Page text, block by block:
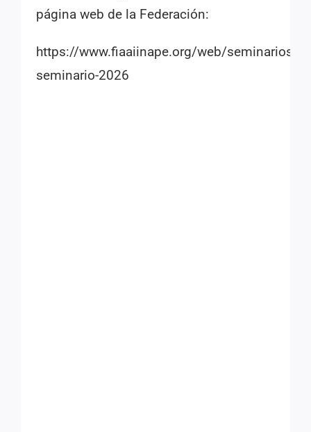
página web de la Federación:
https://www.fiaaiinape.org/web/seminarios/
seminario-2026